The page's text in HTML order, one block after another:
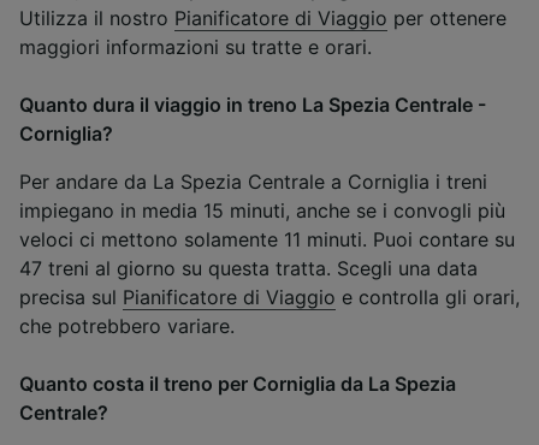
Utilizza il nostro Pianificatore di Viaggio per ottenere
maggiori informazioni su tratte e orari.
Quanto dura il viaggio in treno La Spezia Centrale -
Corniglia?
Per andare da La Spezia Centrale a Corniglia i treni
impiegano in media 15 minuti, anche se i convogli più
veloci ci mettono solamente 11 minuti. Puoi contare su
47 treni al giorno su questa tratta. Scegli una data
precisa sul Pianificatore di Viaggio e controlla gli orari,
che potrebbero variare.
Quanto costa il treno per Corniglia da La Spezia
Centrale?